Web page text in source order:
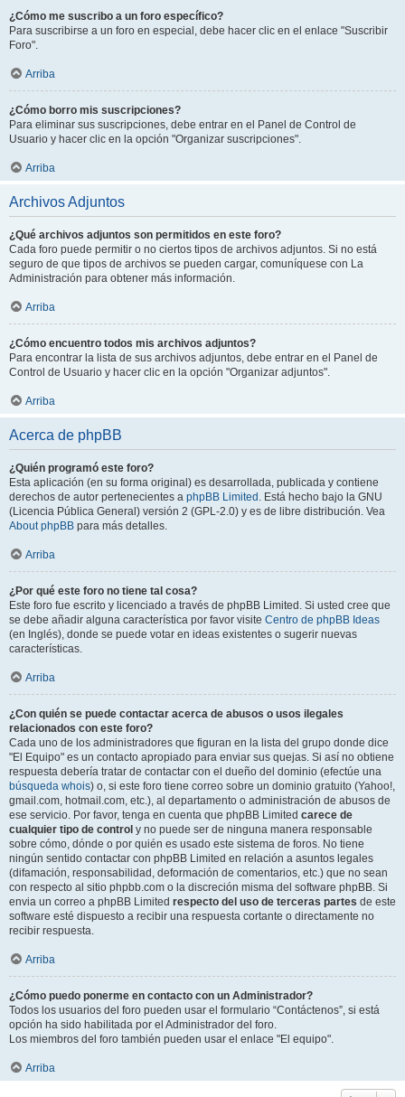
¿Cómo me suscribo a un foro específico?
Para suscribirse a un foro en especial, debe hacer clic en el enlace "Suscribir
Foro".
Arriba
¿Cómo borro mis suscripciones?
Para eliminar sus suscripciones, debe entrar en el Panel de Control de
Usuario y hacer clic en la opción "Organizar suscripciones".
Arriba
Archivos Adjuntos
¿Qué archivos adjuntos son permitidos en este foro?
Cada foro puede permitir o no ciertos tipos de archivos adjuntos. Si no está
seguro de que tipos de archivos se pueden cargar, comuníquese con La
Administración para obtener más información.
Arriba
¿Cómo encuentro todos mis archivos adjuntos?
Para encontrar la lista de sus archivos adjuntos, debe entrar en el Panel de
Control de Usuario y hacer clic en la opción "Organizar adjuntos".
Arriba
Acerca de phpBB
¿Quién programó este foro?
Esta aplicación (en su forma original) es desarrollada, publicada y contiene
derechos de autor pertenecientes a phpBB Limited . Está hecho bajo la GNU
(Licencia Pública General) versión 2 (GPL-2.0) y es de libre distribución. Vea
About phpBB para más detalles.
Arriba
¿Por qué este foro no tiene tal cosa?
Este foro fue escrito y licenciado a través de phpBB Limited. Si usted cree que
se debe añadir alguna característica por favor visite Centro de phpBB Ideas
(en Inglés), donde se puede votar en ideas existentes o sugerir nuevas
características.
Arriba
¿Con quién se puede contactar acerca de abusos o usos ilegales
relacionados con este foro?
Cada uno de los administradores que figuran en la lista del grupo donde dice
"El Equipo" es un contacto apropiado para enviar sus quejas. Si así no obtiene
respuesta debería tratar de contactar con el dueño del dominio (efectúe una
búsqueda whois) o, si este foro tiene correo sobre un dominio gratuito (Yahoo!,
gmail.com, hotmail.com, etc.), al departamento o administración de abusos de
ese servicio. Por favor, tenga en cuenta que phpBB Limited carece de
cualquier tipo de control y no puede ser de ninguna manera responsable
sobre cómo, dónde o por quién es usado este sistema de foros. No tiene
ningún sentido contactar con phpBB Limited en relación a asuntos legales
(difamación, responsabilidad, deformación de comentarios, etc.) que no sean
con respecto al sitio phpbb.com o la discreción misma del software phpBB. Si
envia un correo a phpBB Limited respecto del uso de terceras partes de este
software esté dispuesto a recibir una respuesta cortante o directamente no
recibir respuesta.
Arriba
¿Cómo puedo ponerme en contacto con un Administrador?
Todos los usuarios del foro pueden usar el formulario “Contáctenos”, si está
opción ha sido habilitada por el Administrador del foro.
Los miembros del foro también pueden usar el enlace "El equipo".
Arriba